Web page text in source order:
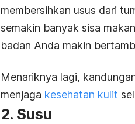
membersihkan usus dari
semakin banyak sisa
badan Anda makin
Menariknya lagi,
menjaga kesehatan kulit
2. Susu